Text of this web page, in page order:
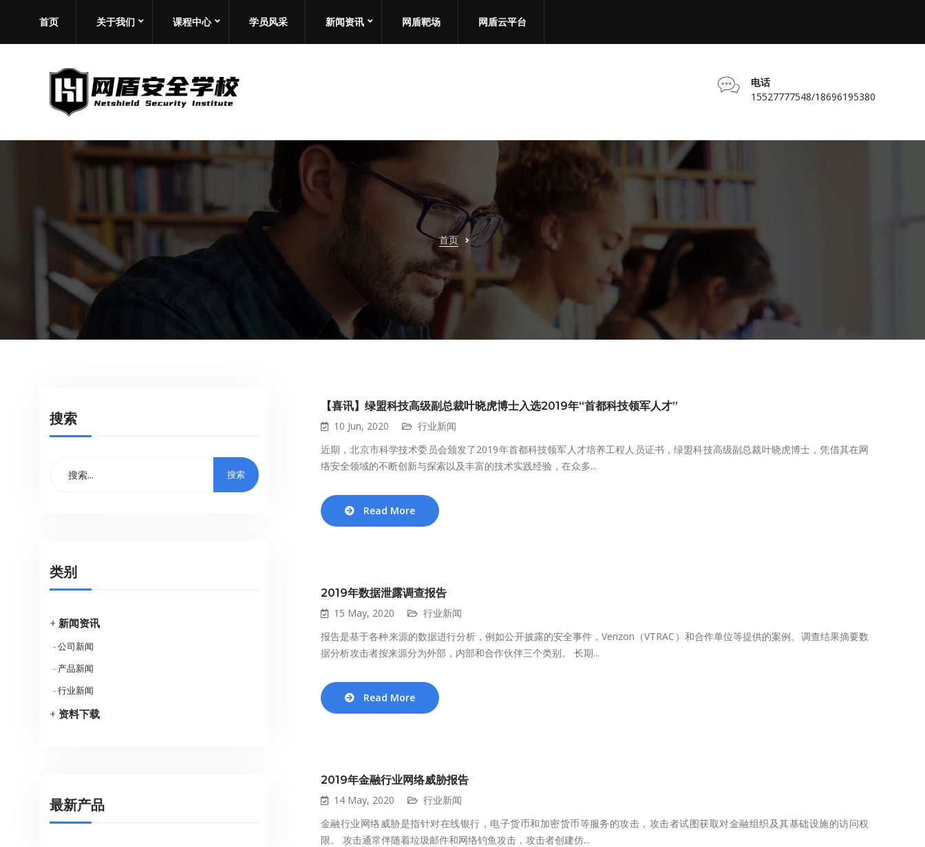
首页 关于我们 课程中心 学员风采 新闻资讯 网盾靶场 网盾云平台
电话
15527777548/18696195380
首页
【喜讯】绿盟科技高级副总裁叶晓虎博士入选2019年“首都科技领军人才”
10 Jun, 2020
行业新闻
近期，北京市科学技术委员会颁发了2019年首都科技领军人才培养工程人员证书，绿盟科技高级副总裁叶晓虎博士，凭借其在网
络安全领域的不断创新与探索以及丰富的技术实践经验，在众多...
Read More
2019年数据泄露调查报告
15 May, 2020
行业新闻
报告是基于各种来源的数据进行分析，例如公开披露的安全事件，Verizon（VTRAC）和合作单位等提供的案例。调查结果摘要数
据分析攻击者按来源分为外部，内部和合作伙伴三个类别。 长期...
Read More
2019年金融行业网络威胁报告
14 May, 2020
行业新闻
金融行业网络威胁是指针对在线银行，电子货币和加密货币等服务的攻击，攻击者试图获取对金融组织及其基础设施的访问权
限。 攻击通常伴随着垃圾邮件和网络钓鱼攻击，攻击者创建仿...
搜索
类别
+ 新闻资讯
-公司新闻
- 产品新闻
-行业新闻
+ 资料下载
最新产品